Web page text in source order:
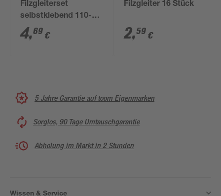
Filzgleiterset
selbstklebend 110-
tlg.
4,69 €
Filzgleiter 16 Stück
2,59 €
5 Jahre Garantie auf toom Eigenmarken
Sorglos, 90 Tage Umtauschgarantie
Abholung im Markt in 2 Stunden
Wissen & Service